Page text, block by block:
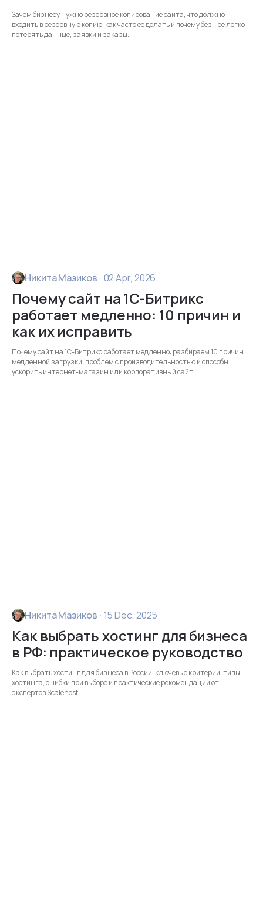
Зачем бизнесу нужно резервное копирование сайта, что должно
входить в резервную копию, как часто ее делать и почему без нее легко
потерять данные, заявки и заказы.
Никита Мазиков · 02 Apr, 2026
Почему сайт на 1С-Битрикс
работает медленно: 10 причин и
как их исправить
Почему сайт на 1С-Битрикс работает медленно: разбираем 10 причин
медленной загрузки, проблем с производительностью и способы
ускорить интернет-магазин или корпоративный сайт.
Никита Мазиков · 15 Dec, 2025
Как выбрать хостинг для бизнеса
в РФ: практическое руководство
Как выбрать хостинг для бизнеса в России: ключевые критерии, типы
хостинга, ошибки при выборе и практические рекомендации от
экспертов Scalehost.